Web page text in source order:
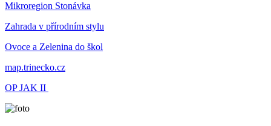
Mikroregion Stonávka
Zahrada v přírodním stylu
Ovoce a Zelenina do škol
map.trinecko.cz
OP JAK II